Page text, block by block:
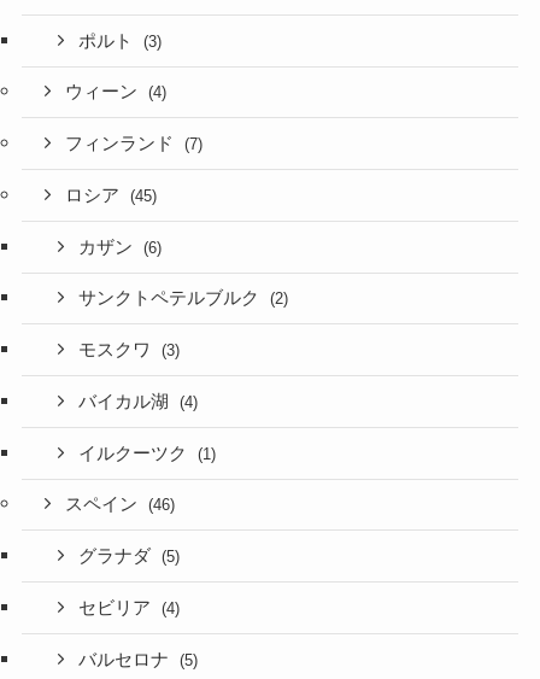
ポルト (3)
ウィーン (4)
フィンランド (7)
ロシア (45)
カザン (6)
サンクトペテルブルク (2)
モスクワ (3)
バイカル湖 (4)
イルクーツク (1)
スペイン (46)
グラナダ (5)
セビリア (4)
バルセロナ (5)